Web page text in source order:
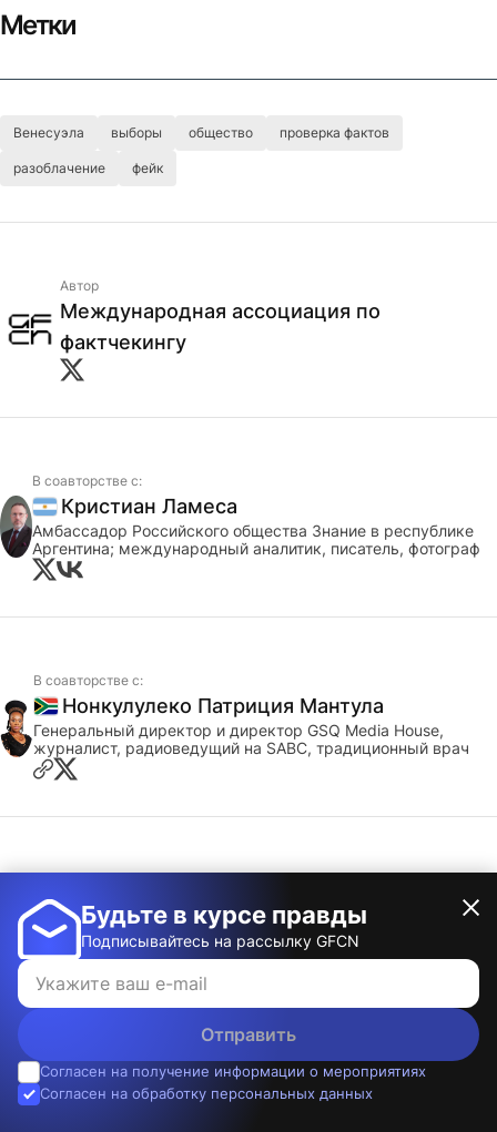
Будьте в курсе правды
Подписывайтесь на рассылку GFCN
Отправить
Согласен на получение информации о мероприятиях
Согласен на обработку персональных данных
Метки
Венесуэла выборы общество проверка фактов
разоблачение фейк
Автор
Международная ассоциация по
фактчекингу
В соавторстве с:
Аргентина
Кристиан Ламеса
Амбассадор Российского общества Знание в республике
Аргентина; международный аналитик, писатель, фотограф
В соавторстве с:
ЮАРНонкулулеко Патриция Мантула
Генеральный директор и директор GSQ Media House,
журналист, радиоведущий на SABC, традиционный врач
Португалия
Александр Геррейро
Доктор юридических наук, исследователь
Источники